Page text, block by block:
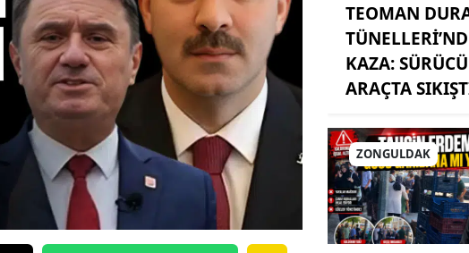
TEOMAN
KAZA: SÜRÜCÜ
ARAÇTA
ZONGULDAK